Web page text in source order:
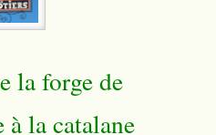
la forge de
à la catalane